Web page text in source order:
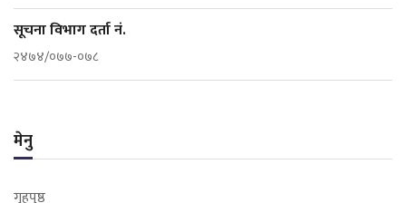
सूचना विभाग दर्ता नं.
२४७४/०७७-०७८
मेनु
गृहपृष्ठ